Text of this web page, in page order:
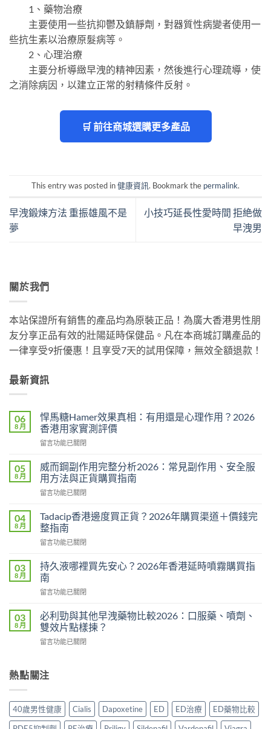
1、藥物治療
主要使用一些抗抑鬱及鎮靜劑，對器質性病變者使用一
些抗生素以治療原髮病等。
2、心理治療
主要分析導緻早洩的精神因素，然後進行心理疏導，使
之消除病因，以建立正常的射精條件反射。
🛒 前往商城選購更多產品
This entry was posted in健康資訊. Bookmark the permalink.
早洩鍛煉方法 重振雄風不是
夢
小技巧延長性愛時間 拒絶做
早洩男
關於我們
本站保證所有銷售的產品均為原裝正品！為廣大香港男性朋
友分享正品有效的壯陽延時保健品。凡在本商城訂購產品的
一律享受9折優惠！且享受7天的試用保障，無效全額退款！
最新資訊
06
8 月
悍馬糖Hamer效果真相：有用還是心理作用？2026
香港用家實測評價
在
馬
糖
Hamer
效
真
相：
用
是
心
作
2026
香
港
實
測
價〉
中
留言功能已關閉
05
8 月
威而鋼副作用完整分析2026：常見副作用、安全服
用方法與正貨購買指南
在
而
鋼
副
作
完
整
分
析
常
見
作
全
方
法
留言功能已關閉
04
8 月
Tadacip香港邊度買正貨？2026年購買渠道＋價錢完
整指南
在
香
港
邊
度
正
貨？
2026
年
渠
價
錢
完
留言功能已關閉
03
8 月
持久液哪裡買先安心？2026年香港延時噴霧購買指
南
在
久
液
哪
裡
安
年
香
港
留言功能已關閉
03
8 月
必利勁與其他早洩藥物比較2026：口服藥、噴劑、
雙效片點樣揀？
在
勁
與
他
早
洩
留言功能已關閉
熱點關注
40歲男性健康 Cialis Dapoxetine ED ED治療
ED藥物比較